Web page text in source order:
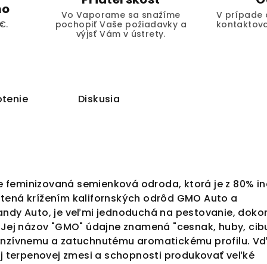
Vo Vaporame sa snažíme
pochopiť Vaše požiadavky a
výjsť Vám v ústrety.
V prípade
Diskusia
feminizovaná semienková odroda, ktorá je z 80%
krížením kalifornských odrôd GMO Auto a
Auto, je veľmi jednoduchá na pestovanie,
názov "GMO" údajne znamená "cesnak, huby,
a zatuchnutému aromatickému profilu.
zmesi a schopnosti produkovať veľké